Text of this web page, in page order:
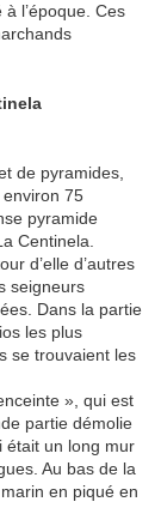
l’époque. Ces
de pyramides,
75
pyramide
Centinela.
d’elle d’autres
seigneurs
Dans la partie
les plus
se trouvaient les
», qui est
partie démolie
était un long mur
Au bas de la
en piqué en